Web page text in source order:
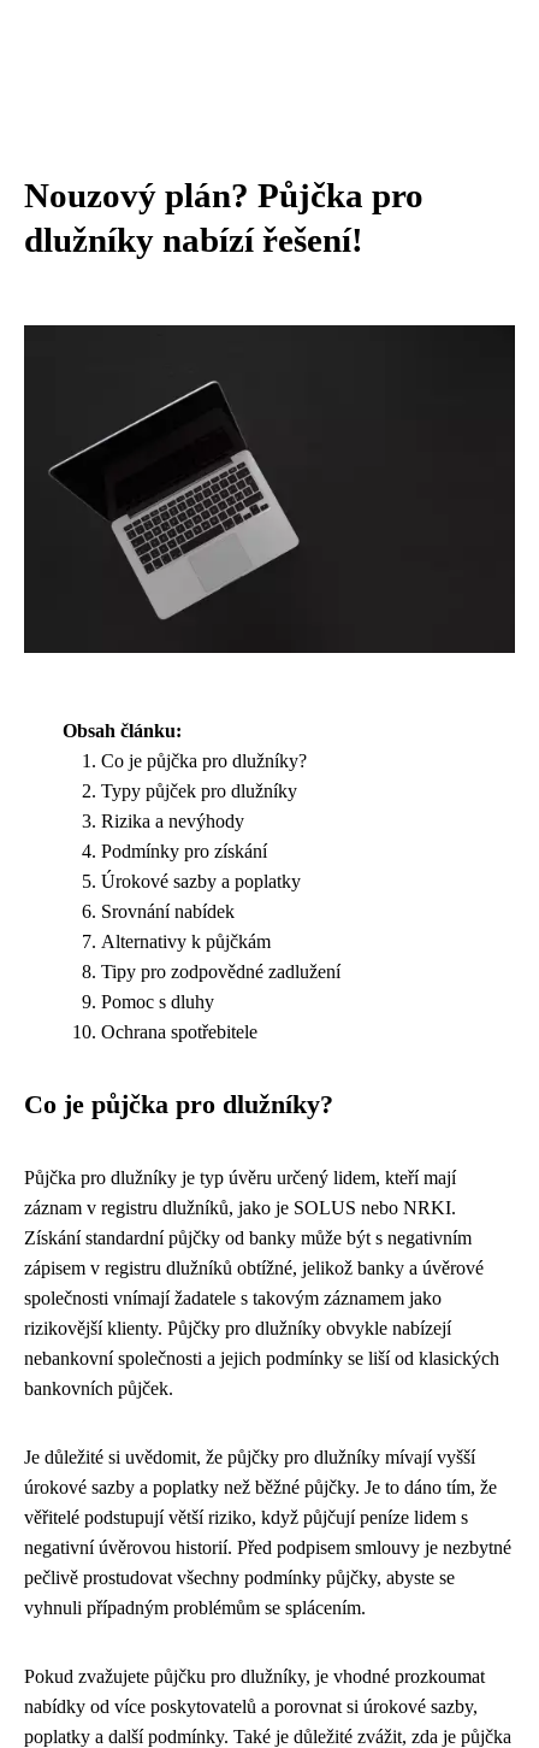
Nouzový plán? Půjčka pro
dlužníky nabízí řešení!
Obsah článku:
Co je půjčka pro dlužníky?
Typy půjček pro dlužníky
Rizika a nevýhody
Podmínky pro získání
Úrokové sazby a poplatky
Srovnání nabídek
Alternativy k půjčkám
Tipy pro zodpovědné zadlužení
Pomoc s dluhy
Ochrana spotřebitele
Co je půjčka pro dlužníky?
Půjčka pro dlužníky je typ úvěru určený lidem, kteří mají
záznam v registru dlužníků, jako je SOLUS nebo NRKI.
Získání standardní půjčky od banky může být s negativním
zápisem v registru dlužníků obtížné, jelikož banky a úvěrové
společnosti vnímají žadatele s takovým záznamem jako
rizikovější klienty. Půjčky pro dlužníky obvykle nabízejí
nebankovní společnosti a jejich podmínky se liší od klasických
bankovních půjček.
Je důležité si uvědomit, že půjčky pro dlužníky mívají vyšší
úrokové sazby a poplatky než běžné půjčky. Je to dáno tím, že
věřitelé podstupují větší riziko, když půjčují peníze lidem s
negativní úvěrovou historií. Před podpisem smlouvy je nezbytné
pečlivě prostudovat všechny podmínky půjčky, abyste se
vyhnuli případným problémům se splácením.
Pokud zvažujete půjčku pro dlužníky, je vhodné prozkoumat
nabídky od více poskytovatelů a porovnat si úrokové sazby,
poplatky a další podmínky. Také je důležité zvážit, zda je půjčka